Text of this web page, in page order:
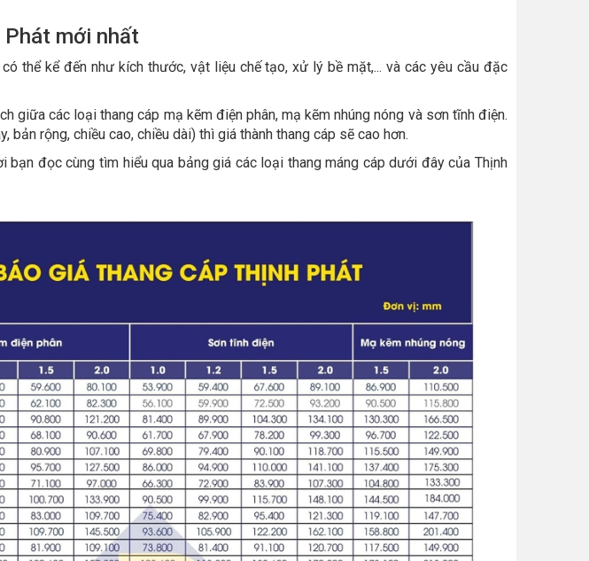
Phát mới nhất
thể kể đến như kích thước, vật liệu chế tạo, xử lý bề mặt,... và các yêu cầu đặc
giữa các loại thang cáp mạ kẽm điện phân, mạ kẽm nhúng nóng và sơn tĩnh điện.
bản rộng, chiều cao, chiều dài) thì giá thành thang cáp sẽ cao hơn.
đọc cùng tìm hiểu qua bảng giá các loại thang máng cáp dưới đây của Thịnh